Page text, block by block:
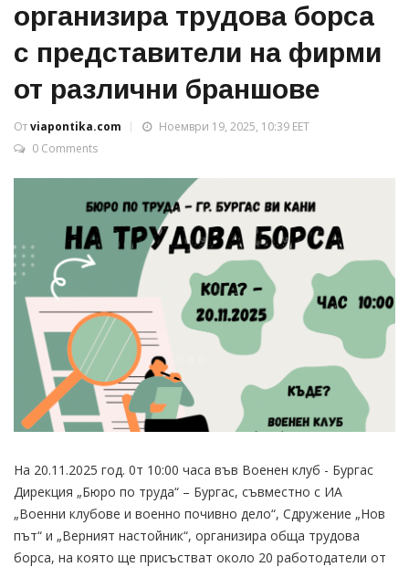
организира трудова борса
с представители на фирми
от различни браншове
Отviapontika.com
Ноември 19, 2025, 10:39 EET
0 Comments
На 20.11.2025 год. 0т 10:00 часа във Военен клуб - Бургас
Дирекция „Бюро по труда“ – Бургас, съвместно с ИА
„Военни клубове и военно почивно дело“, Сдружение „Нов
път“ и „Верният настойник“, организира обща трудова
борса, на която ще присъстват около 20 работодатели от